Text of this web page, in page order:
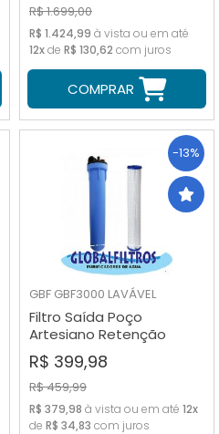
R$ 1.699,00
R$ 1.424,99 à vista ou em até
12xde R$ 130,62 com juros
COMPRAR
-13%
GBF GBF3000 LAVÁVEL
Filtro Saída Poço
Artesiano Retenção
Areias Grossa Gbf3000
R$ 399,98
R$ 459,99
R$ 379,98 à vista ou em até 12x
de R$ 34,83 com juros